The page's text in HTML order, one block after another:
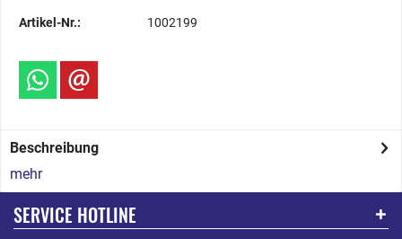
Artikel-Nr.: 1002199
Beschreibung
mehr
SERVICE HOTLINE